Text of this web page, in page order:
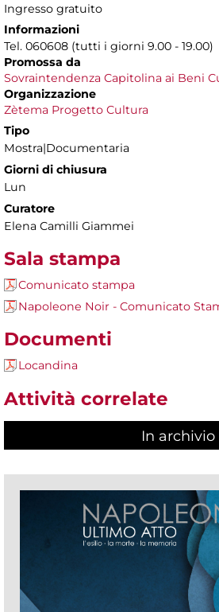
Ingresso gratuito
Informazioni
Tel. 060608 (tutti i giorni 9.00 - 19.00)
Promossa da
Sovraintendenza Capitolina ai Beni
Organizzazione
Zètema Progetto Cultura
Tipo
Mostra|Documentaria
Giorni di chiusura
Lun
Curatore
Elena Camilli Giammei
Sala stampa
Comunicato stampa
Napoleone Noir - Comunicato
Documenti
Locandina
Attività correlate
In archivio